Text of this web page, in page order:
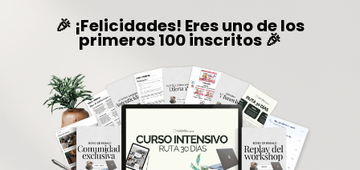
🎉 ¡Felicidades! Eres uno de los
primeros 100 inscritos 🎉